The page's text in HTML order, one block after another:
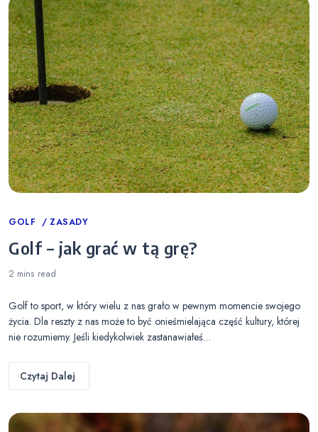
Categories
GOLF ZASADY
Golf – jak grać w tą grę?
2 mins read
Golf to sport, w który wielu z nas grało w pewnym momencie swojego
życia. Dla reszty z nas może to być onieśmielająca część kultury, której
nie rozumiemy. Jeśli kiedykolwiek zastanawiałeś…
Czytaj Dalej